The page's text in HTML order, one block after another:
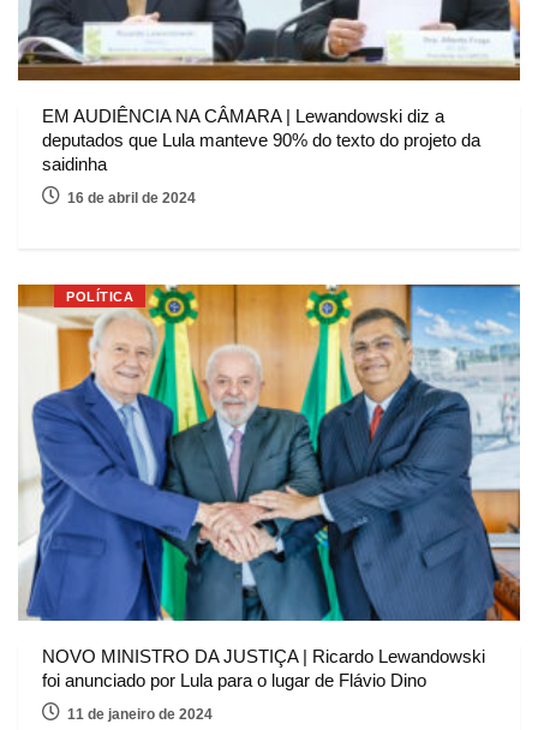
EM AUDIÊNCIA NA CÂMARA | Lewandowski diz a
deputados que Lula manteve 90% do texto do projeto da
saidinha
16 de abril de 2024
POLÍTICA
NOVO MINISTRO DA JUSTIÇA | Ricardo Lewandowski
foi anunciado por Lula para o lugar de Flávio Dino
11 de janeiro de 2024